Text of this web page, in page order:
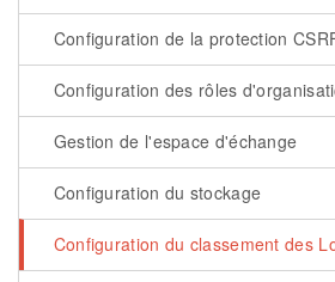
Configuration de la protection
Configuration des rôles
Gestion de l'espace d'échange
Configuration du stockage
Configuration du classement des